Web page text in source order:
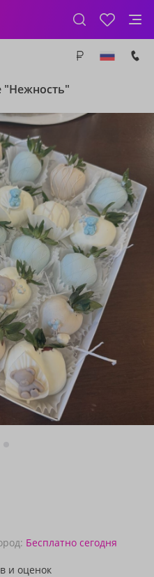
"Нежность"
Бесплатно сегодня
и оценок